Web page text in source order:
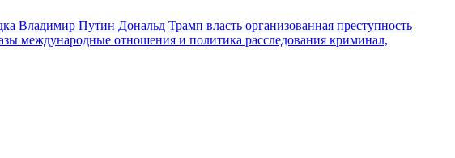
Владимир Путин Дональд Трамп власть организованная преступность
международные отношения и политика расследования криминал,